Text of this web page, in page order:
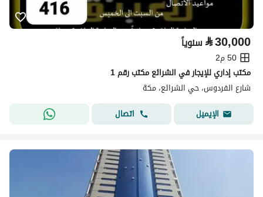
⃁30,000 سنوياً
50 م2
مكتب إداري للإيجار في الشرائع مكتب رقم 1
شارع الفردوس، حي الشرائع، مكة
الإيميل
اتصال